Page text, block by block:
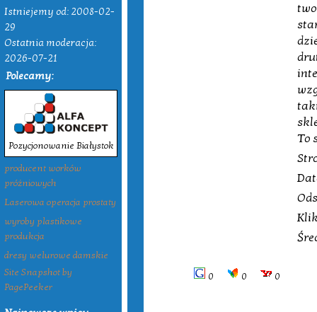
Istniejemy od: 2008-02-
29
Ostatnia moderacja:
2026-07-21
Polecamy:
Pozycjonowanie Białystok
producent worków
próżniowych
Laserowa operacja prostaty
wyroby plastikowe
produkcja
dresy welurowe damskie
Site Snapshot by
PagePeeker
To
0 0 0